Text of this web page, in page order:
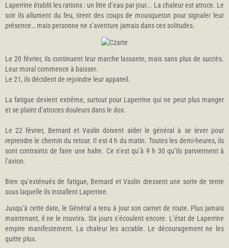
Laperrine établit les rations : un litre d’eau par jour... La chaleur est atroce. Le
soir ils allument du feu, tirent des coups de mousqueton pour signaler leur
présence… mais personne ne s’aventure jamais dans ces solitudes.
Le 20 février, ils continuent leur marche lassante, mais sans plus de succès.
Leur moral commence à baisser.
Le 21, ils décident de rejoindre leur appareil.
La fatigue devient extrême, surtout pour Laperrine qui ne peut plus manger
et se plaint d’atroces douleurs dans le dos.
Le 22 février, Bernard et Vaslin doivent aider le général à se lever pour
reprendre le chemin du retour. Il est 4 h du matin. Toutes les demi-heures, ils
sont contraints de faire une halte. Ce n’est qu’à 9 h 30 qu’ils parviennent à
l’avion.
Bien qu’exténués de fatigue, Bernard et Vaslin dressent une sorte de tente
sous laquelle ils installent Laperrine.
Jusqu’à cette date, le Général a tenu à jour son carnet de route. Plus jamais
maintenant, il ne le rouvrira. Six jours s’écoulent encore. L’état de Laperrine
empire manifestement. La chaleur les accable. Le découragement ne les
quitte plus.